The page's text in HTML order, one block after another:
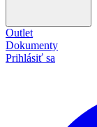
Outlet
Dokumenty
Prihlásiť sa